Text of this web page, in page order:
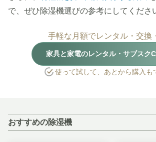
で、ぜひ除湿機選びの参考にしてくださ
手軽な月額でレンタル・交換
家具と家電のレンタル・サブスク
使って試して、あとから購入も
おすすめの除湿機